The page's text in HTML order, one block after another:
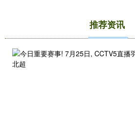
上证综指 3940.04
推荐资讯